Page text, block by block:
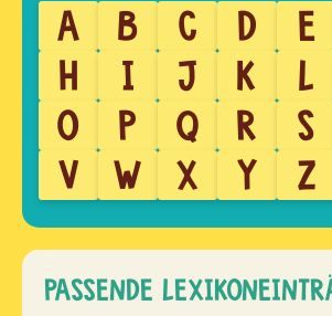
A B C D E
H
I J K L
O
P Q R S
V
W X Y Z
PASSENDE